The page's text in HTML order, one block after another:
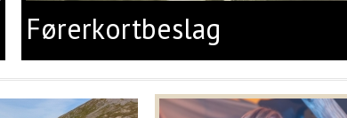
Førerkortbeslag